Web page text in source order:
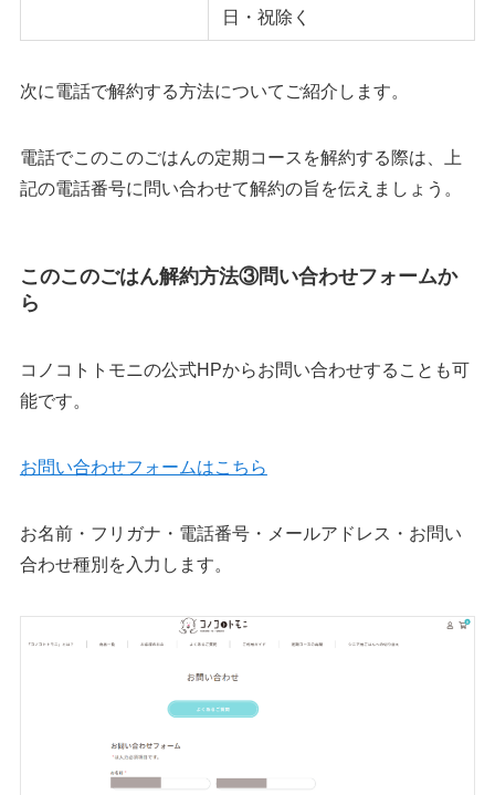
日・祝除く
次に電話で解約する方法についてご紹介します。
電話でこのこのごはんの定期コースを解約する際は、上
記の電話番号に問い合わせて解約の旨を伝えましょう。
このこのごはん解約方法③問い合わせフォームか
ら
コノコトトモニの公式HPからお問い合わせすることも可
能です。
お問い合わせフォームはこちら
お名前・フリガナ・電話番号・メールアドレス・お問い
合わせ種別を入力します。